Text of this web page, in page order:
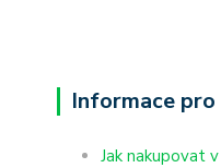
Informace pro
Jak nakupovat